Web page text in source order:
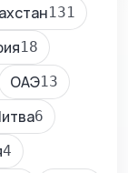
131
18
ОАЭ13
6
4